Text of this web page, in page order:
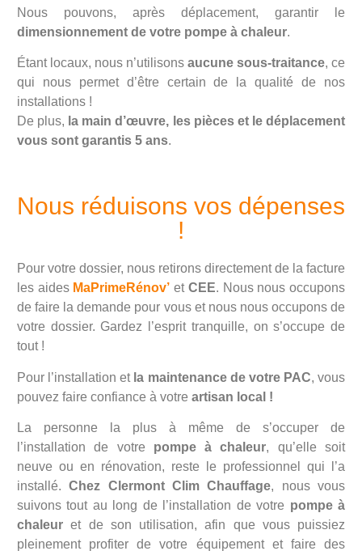
Nous pouvons, après déplacement, garantir le
dimensionnement de votre pompe à chaleur.
Étant locaux, nous n’utilisons aucune sous-traitance, ce
qui nous permet d’être certain de la qualité de nos
installations !
De plus, la main d’œuvre, les pièces et le déplacement
vous sont garantis 5 ans.
Nous réduisons vos dépenses
!
Pour votre dossier, nous retirons directement de la facture
les aides MaPrimeRénov’ et CEE. Nous nous occupons
de faire la demande pour vous et nous nous occupons de
votre dossier. Gardez l’esprit tranquille, on s’occupe de
tout !
Pour l’installation et la maintenance de votre PAC, vous
pouvez faire confiance à votre artisan local !
La personne la plus à même de s’occuper de
l’installation de votre pompe à chaleur, qu’elle soit
neuve ou en rénovation, reste le professionnel qui l’a
installé.Chez Clermont Clim Chauffage, nous vous
suivons tout au long de l’installation de votre pompe à
chaleur et de son utilisation, afin que vous puissiez
pleinement profiter de votre équipement et faire des